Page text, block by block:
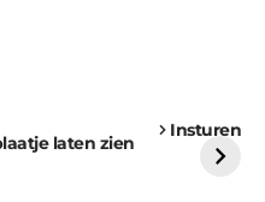
Insturen
laten zien
uitdaging